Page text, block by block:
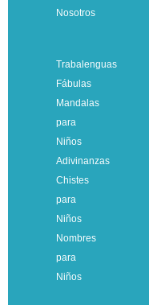
Nosotros
Trabalenguas
Fábulas
Mandalas
para
Niños
Adivinanzas
Chistes
para
Niños
Nombres
para
Niños